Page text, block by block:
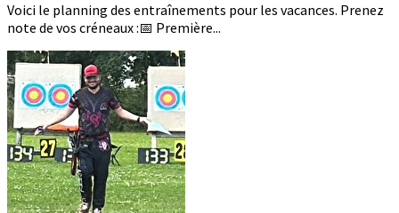
Voici le planning des entraînements pour les vacances. Prenez
note de vos créneaux :📅 Première...